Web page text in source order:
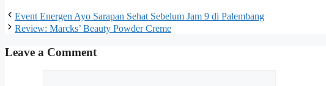
Event Energen Ayo Sarapan Sehat Sebelum Jam 9 di Palembang
Review: Marcks’ Beauty Powder Creme
Leave a Comment